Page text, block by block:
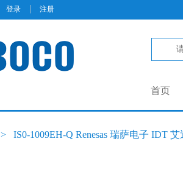
登录 | 注册
首页
> IS0-1009EH-Q Renesas 瑞萨电子 IDT 艾